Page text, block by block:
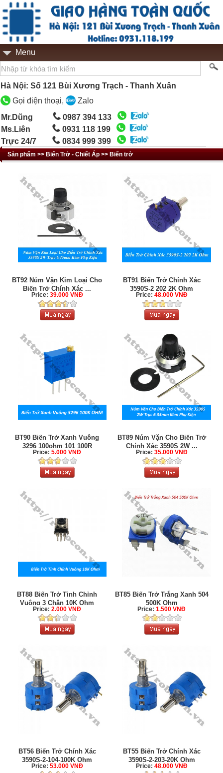
Menu
Hà Nội: Số 121 Bùi Xương Trạch - Thanh Xuân
Gọi điện thoại,
Zalo
Mr.Dũng
0987 394 133
Ms.Liên
0931 118 199
Trực 24/7
0834 999 399
Sản phẩm >> Biến Trở - Chiết Áp >> Biến trở
BT92 Núm Vặn Kim Loại Cho
Biến Trở Chính Xác ...
Price: 39.000 VNĐ
BT91 Biến Trở Chính Xác
3590S-2 202 2K Ohm
Price: 48.000 VNĐ
BT90 Biến Trở Xanh Vuông
3296 100ohm 101 100R
Price:5.000 VNĐ
BT89 Núm Vặn Cho Biến Trở
Chính Xác 3590S 2W ...
Price: 35.000 VNĐ
BT88 Biến Trở Tinh Chỉnh
Vuông 3 Chân 10K Ohm
Price:2.000 VNĐ
BT85 Biến Trở Trắng Xanh 504
500K Ohm
Price:1.500 VNĐ
BT56 Biến Trở Chính Xác
3590S-2-104-100K Ohm
Price: 53.000 VNĐ
BT55 Biến Trở Chính Xác
3590S-2-203-20K Ohm
Price: 48.000 VNĐ